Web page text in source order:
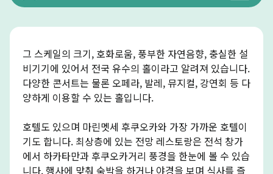
그 스케일의 크기, 호화로움, 풍부한 자연음향, 충실한 설
비기기에 있어서 전국 유수의 홀이라고 알려져 있습니다.
다양한 콘서트는 물론 오페라, 발레, 뮤지컬, 강연회 등 다
양하게 이용할 수 있는 홀입니다.
호텔도 있으며 마린멧세 후쿠오카와 가장 가까운 호텔이
기도 합니다. 최상층에 있는 전망 레스토랑은 전석 창가
에서 하카타만과 후쿠오카거리 풍경을 한눈에 볼 수 있습
니다. 행사에 맞춰 숙박을 하거나 야경을 보며 식사를 즐